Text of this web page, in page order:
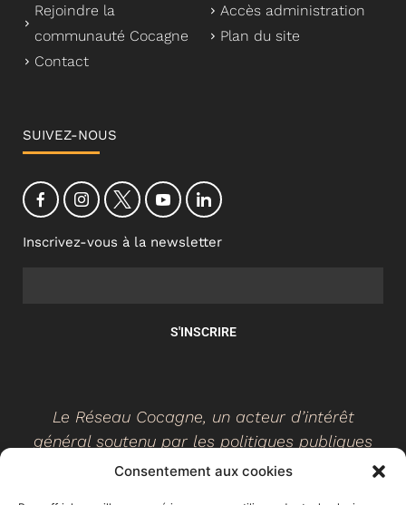
Consentement aux cookies
Rejoindre la
communauté Cocagne
Contact
Accès administration
Plan du site
SUIVEZ-NOUS
Inscrivez-vous à la newsletter
S'INSCRIRE
Le Réseau Cocagne, un acteur d’intérêt
général soutenu par les politiques publiques